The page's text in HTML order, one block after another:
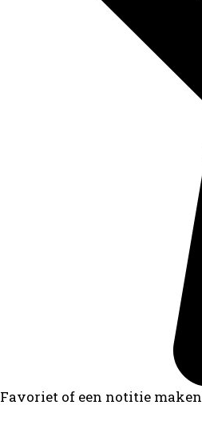
Favoriet of een notitie maken